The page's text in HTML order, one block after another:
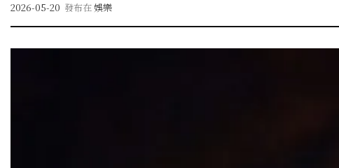
2026-05-20 發布在娛樂